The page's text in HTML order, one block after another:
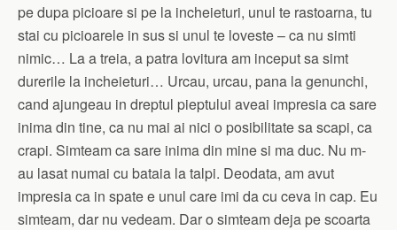
pe dupa picioare si pe la incheieturi, unul te rastoarna, tu
stai cu picioarele in sus si unul te loveste – ca nu simti
nimic… La a treia, a patra lovitura am inceput sa simt
durerile la incheieturi… Urcau, urcau, pana la genunchi,
cand ajungeau in dreptul pieptului aveai impresia ca sare
inima din tine, ca nu mai ai nici o posibilitate sa scapi, ca
crapi. Simteam ca sare inima din mine si ma duc. Nu m-
au lasat numai cu bataia la talpi. Deodata, am avut
impresia ca in spate e unul care imi da cu ceva in cap. Eu
simteam, dar nu vedeam. Dar o simteam deja pe scoarta